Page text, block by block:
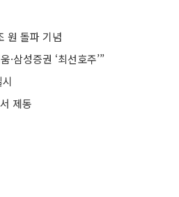
원 돌파 기념
삼성증권 ‘최선호주’”
제동